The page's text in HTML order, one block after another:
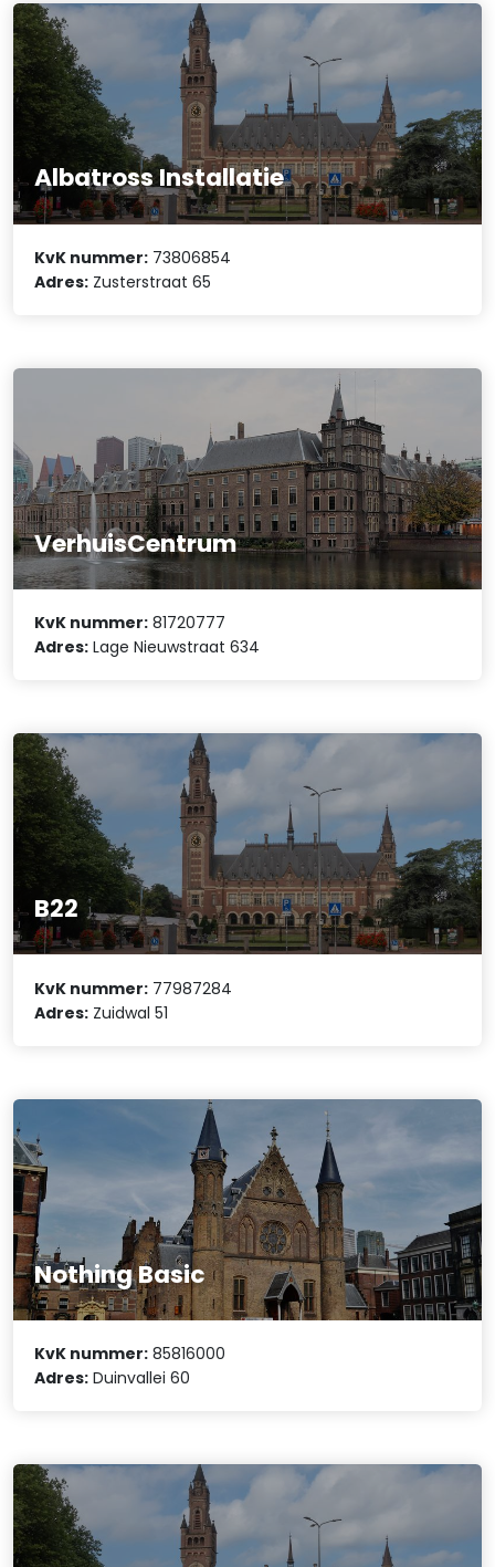
Albatross Installatie
KvK nummer: 73806854
Adres: Zusterstraat 65
VerhuisCentrum
KvK nummer: 81720777
Adres: Lage Nieuwstraat 634
B22
KvK nummer: 77987284
Adres: Zuidwal 51
Nothing Basic
KvK nummer: 85816000
Adres: Duinvallei 60